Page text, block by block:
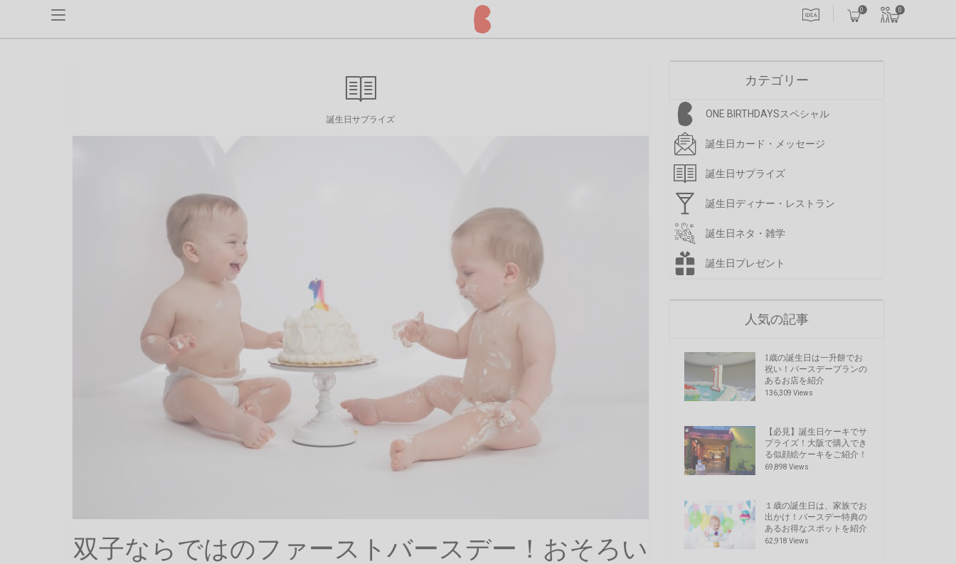
0 0
誕生日サプライズ
双子ならではのファーストバースデー！おそろい
カテゴリー
ONE BIRTHDAYSスペシャル
誕生日カード・メッセージ
誕生日サプライズ
誕生日ディナー・レストラン
誕生日ネタ・雑学
誕生日プレゼント
人気の記事
1歳の誕生日は一升餅でお
祝い！バースデープランの
あるお店を紹介
136,309 Views
【必見】誕生日ケーキでサ
プライズ！大阪で購入でき
る似顔絵ケーキをご紹介！
69,898 Views
１歳の誕生日は、家族でお
出かけ！バースデー特典の
あるお得なスポットを紹介
62,918 Views